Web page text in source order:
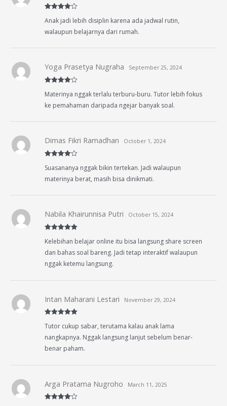
out of 5
Anak jadi lebih disiplin karena ada jadwal rutin,
walaupun belajarnya dari rumah.
out of 5
Yoga Prasetya Nugraha September 25, 2024
Materinya nggak terlalu terburu-buru. Tutor lebih fokus
ke pemahaman daripada ngejar banyak soal.
out of 5
Dimas Fikri Ramadhan October 1, 2024
Suasananya nggak bikin tertekan. Jadi walaupun
materinya berat, masih bisa dinikmati.
of 5
Nabila Khairunnisa Putri October 15, 2024
Kelebihan belajar online itu bisa langsung share screen
dan bahas soal bareng. Jadi tetap interaktif walaupun
nggak ketemu langsung.
of 5
Intan Maharani Lestari November 29, 2024
Tutor cukup sabar, terutama kalau anak lama
nangkapnya. Nggak langsung lanjut sebelum benar-
benar paham.
Arga Pratama Nugroho March 11, 2025